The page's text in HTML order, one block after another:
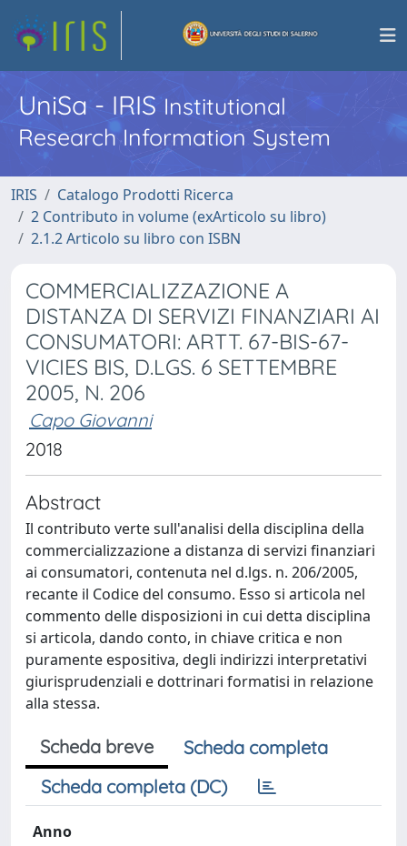
UniSa - IRISInstitutional
Research Information System
IRIS
Catalogo Prodotti Ricerca
2 Contributo in volume (exArticolo su libro)
2.1.2 Articolo su libro con ISBN
COMMERCIALIZZAZIONE A
DISTANZA DI SERVIZI FINANZIARI AI
CONSUMATORI: ARTT. 67-BIS-67-
VICIES BIS, D.LGS. 6 SETTEMBRE
2005, N. 206
Capo Giovanni
2018
Abstract
Il contributo verte sull'analisi della disciplina della
commercializzazione a distanza di servizi finanziari
ai consumatori, contenuta nel d.lgs. n. 206/2005,
recante il Codice del consumo. Esso si articola nel
commento delle disposizioni in cui detta disciplina
si articola, dando conto, in chiave critica e non
puramente espositiva, degli indirizzi interpretativi
giurisprudenziali e dottrinari formatisi in relazione
alla stessa.
Scheda breve
Scheda completa
Scheda completa (DC)
Anno